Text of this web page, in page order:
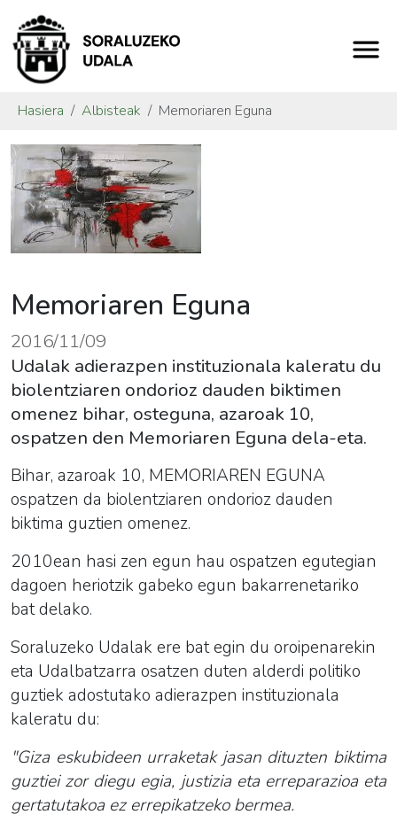
Hasiera Albisteak Memoriaren Eguna
Memoriaren Eguna
2016/11/09
Udalak adierazpen instituzionala kaleratu du
biolentziaren ondorioz dauden biktimen
omenez bihar, osteguna, azaroak 10,
ospatzen den Memoriaren Eguna dela-eta.
Bihar, azaroak 10, MEMORIAREN EGUNA
ospatzen da biolentziaren ondorioz dauden
biktima guztien omenez.
2010ean hasi zen egun hau ospatzen egutegian
dagoen heriotzik gabeko egun bakarrenetariko
bat delako.
Soraluzeko Udalak ere bat egin du oroipenarekin
eta Udalbatzarra osatzen duten alderdi politiko
guztiek adostutako adierazpen instituzionala
kaleratu du:
"Giza eskubideen urraketak jasan dituzten biktima
guztiei zor diegu egia, justizia eta erreparazioa eta
gertatutakoa ez errepikatzeko bermea.